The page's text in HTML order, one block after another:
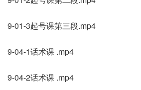
9-01-3起号课第三段.mp4
9-04-1话术课 .mp4
9-04-2话术课 .mp4